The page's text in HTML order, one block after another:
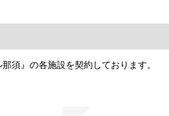
須』の各施設を契約しております。